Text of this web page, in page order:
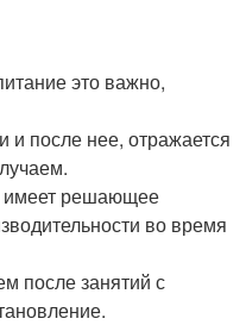
это важно,
и после нее, отражается
имеет решающее
во время
после занятий с